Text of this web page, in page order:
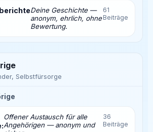
Deine Geschichte —
anonym, ehrlich, ohne
Bewertung.
61
Beiträge
Selbstfürsorge
Offener Austausch für alle
Angehörigen — anonym und
36
Beiträge